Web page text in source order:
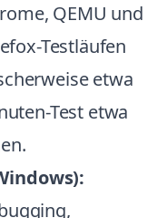
QEMU und
Testläufen
etwa
Test etwa